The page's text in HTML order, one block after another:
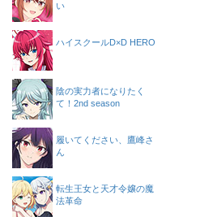
い
ハイスクールD×D HERO
陰の実力者になりたく
て！2nd season
履いてください、鷹峰さ
ん
転生王女と天才令嬢の魔
法革命